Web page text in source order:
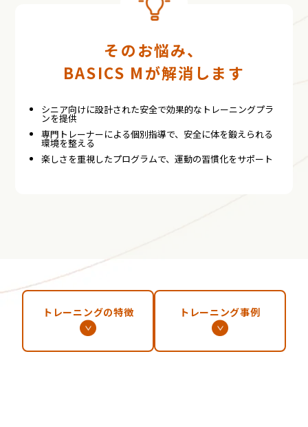
そのお悩み、
BASICS Mが解消します
シニア向けに設計された安全で効果的なトレーニングプラ
ンを提供
専門トレーナーによる個別指導で、安全に体を鍛えられる
環境を整える
楽しさを重視したプログラムで、運動の習慣化をサポート
トレーニングの特徴 トレーニング事例